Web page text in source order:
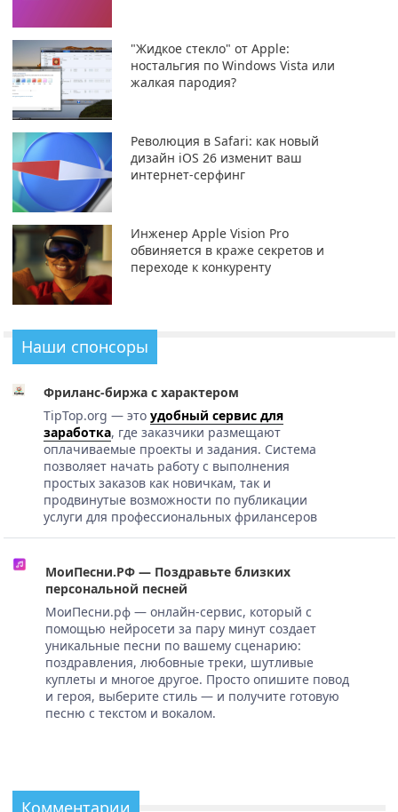
"Жидкое стекло" от Apple:
ностальгия по Windows Vista или
жалкая пародия?
Революция в Safari: как новый
дизайн iOS 26 изменит ваш
интернет-серфинг
Инженер Apple Vision Pro
обвиняется в краже секретов и
переходе к конкуренту
Наши спонсоры
Фриланс-биржа с характером
TipTop.org — это удобный сервис для
заработка, где заказчики размещают
оплачиваемые проекты и задания. Система
позволяет начать работу с выполнения
простых заказов как новичкам, так и
продвинутые возможности по публикации
услуги для профессиональных фрилансеров
МоиПесни.РФ — Поздравьте близких
персональной песней
МоиПесни.рф — онлайн-сервис, который с
помощью нейросети за пару минут создает
уникальные песни по вашему сценарию:
поздравления, любовные треки, шутливые
куплеты и многое другое. Просто опишите повод
и героя, выберите стиль — и получите готовую
песню с текстом и вокалом.